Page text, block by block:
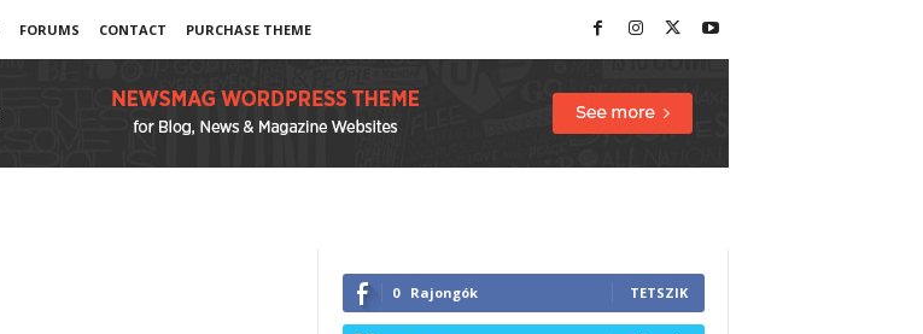
FORUMS CONTACT
PURCHASE THEME
0 Rajongók TETSZIK